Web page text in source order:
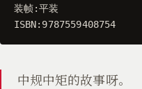
装帧:平装
ISBN: 9787559408754
中规中矩的故事呀。